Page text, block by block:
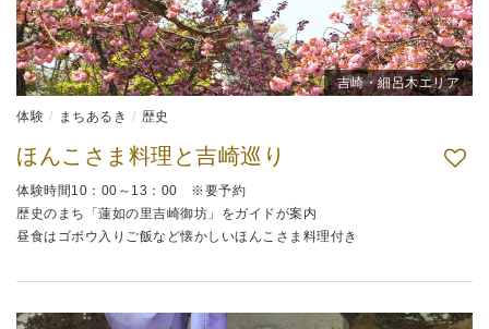
吉崎・細呂木エリア
体験 まちあるき 歴史
ほんこさま料理と吉崎巡り
体験時間10：00～13：00 ※要予約
歴史のまち「蓮如の里吉崎御坊」をガイドが案内
昼食はゴボウ入りご飯など懐かしいほんこさま料理付き